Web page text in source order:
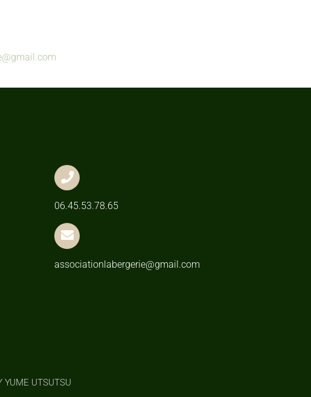
06.45.53.78.65
associationlabergerie@gmail.com
YUME UTSUTSU